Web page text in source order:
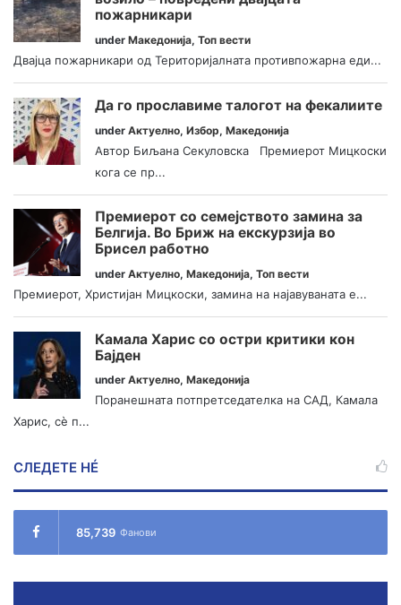
пожарникари
under Македонија, Топ вести
Двајца пожарникари од Територијалната противпожарна еди...
Да го прославиме талогот на фекалиите
under Актуелно, Избор, Македонија
Автор Биљана Секуловска Премиерот Мицкоски
кога се пр...
Премиерот со семејството замина за
Белгија. Во Бриж на екскурзија во
Брисел работно
under Актуелно, Македонија, Топ вести
Премиерот, Христијан Мицкоски, замина на најавуваната е...
Камала Харис со остри критики кон
Бајден
under Актуелно, Македонија
Поранешната потпретседателка на САД, Камала
Харис, сè п...
СЛЕДЕТЕ НÉ
85,739 Фанови